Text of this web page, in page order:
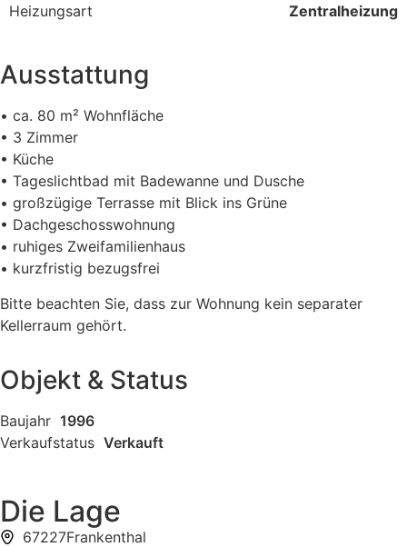
Heizungsart Zentralheizung
Ausstattung
•⁠ ⁠ca. 80 m² Wohnfläche
•⁠ ⁠3 Zimmer
•⁠ ⁠Küche
•⁠ ⁠Tageslichtbad mit Badewanne und Dusche
•⁠ ⁠großzügige Terrasse mit Blick ins Grüne
•⁠ ⁠Dachgeschosswohnung
•⁠ ⁠ruhiges Zweifamilienhaus
•⁠ ⁠kurzfristig bezugsfrei
Bitte beachten Sie, dass zur Wohnung kein separater
Kellerraum gehört.
Objekt & Status
Baujahr 1996
Verkaufstatus Verkauft
Die Lage
67227Frankenthal